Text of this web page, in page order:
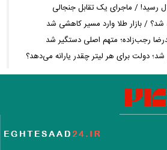
رسید! / ماجرای یک تقابل جنجالی
رجب‌زاده؛ متهم اصلی دستگیر شد
دولت برای هر لیتر چقدر یارانه می‌دهد؟
ارز؛ قیمت دلار امروز چند شد؟
۲۰۲۱ هم شکسته شد
از مسئولیت مذاکرات کناره‌گیری کنید